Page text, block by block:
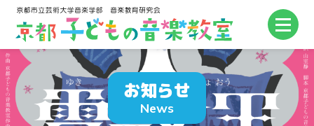
お知らせ
News